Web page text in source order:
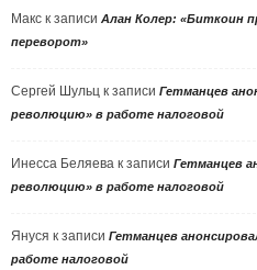
Макс к записи Алан Колер: «Биткоин
переворот»
Сергей Шульц к записи Гетманцев
революцию» в работе налоговой
Инесса Беляева к записи Гетманцев
революцию» в работе налоговой
Януся к записи Гетманцев
работе налоговой